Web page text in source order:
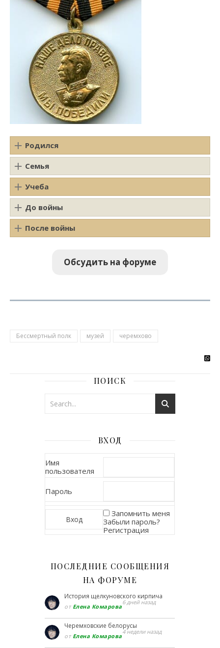
Родился
Семья
Учеба
До войны
После войны
Обсудить на форуме
Бессмертный полк музей черемхово
ПОИСК
ВХОД
Имя
пользователя
Пароль
Запомнить меня
Забыли пароль?
Регистрация
ПОСЛЕДНИЕ СООБЩЕНИЯ
НА ФОРУМЕ
История щелкуновского кирпича
от Елена Комарова
6 дней назад
Черемховские белорусы
от Елена Комарова
4 недели назад